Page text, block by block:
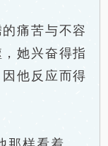
痛苦与不容
她兴奋得指
他反应而得